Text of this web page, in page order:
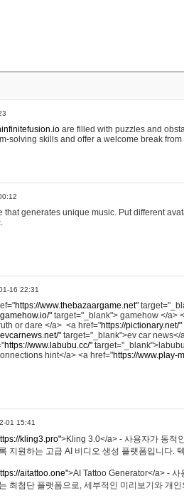
are filled with puzzles and
solving skills and offer a welcome break
that generates unique music. Put different
16 22:31
https://www.thebazaargame.net"
" target="_blank"> gamehow </a>
or dare </a> <a href="https://pictionary.net/"
" target="_blank">ev car news</
https://www.labubu.cc/"
hint</a> <a href="https://www.play-
01 15:41
kling3.pro">Kling 3.0</a> - 사용자가 동적
지원하는 고급 AI 비디오 생성 플랫폼입니다.
aitattoo.one">AI Tattoo Generator</a> -
최첨단 플랫폼으로, 세부적인 미리보기와 개